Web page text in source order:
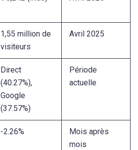
1,55 million de
visiteurs
Avril 2025
Direct
(40.27%),
Google
(37.57%)
Période
actuelle
-2.26%
Mois après
mois